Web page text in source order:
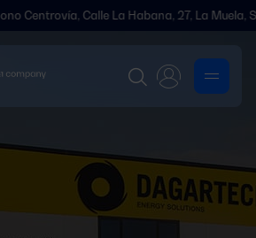
Calle La Habana, 27, La Muela,